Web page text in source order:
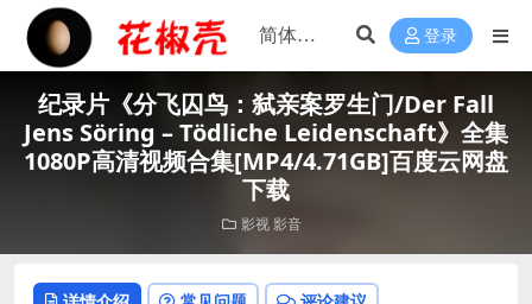
登录
纪录片《分飞囚鸟：弑亲案罗生门/Der Fall
Jens Söring – Tödliche Leidenschaft》全集
1080P高清视频合集[MP4/4.71GB]百度云网盘
下载
影视 影音